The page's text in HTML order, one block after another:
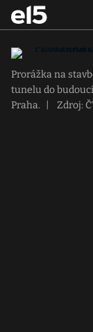
Prorážka na
tunelu do
Praha.
Zdroj: